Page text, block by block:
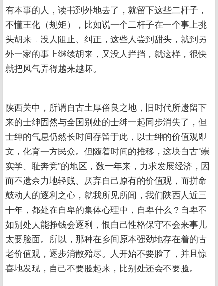
有本事的人，读书到外地去了，就留下这些二杆子，
不懂王化（规矩），比如说一个二杆子在一个事上挑
头胡来，没人阻止、纠正，这些人尝到甜头，就到另
外一家的事上继续胡来，又没人拦挡，就这样，很快
就把风气弄得越来越坏。
陕西关中，所谓自古土厚俗良之地，旧时代所遗留下
来的士绅固然与全国别处的士绅一起同步消失了，但
士绅的气息仍然长时间存留于此，以士绅的价值观即
文，化育一方民众。但随着时间的推移，这块自古“崇
实学、耻奔竞”的地区，数十年来，力求发展经济，因
而不遗余力地轻贱、厌弃自己原有的价值观，而拼命
鼓动人的逐利之心，就我所见所闻，我们陕西人近三
十年，都处在自卑的集体心理中，自卑什么？自卑不
如别处人能挣钱会逐利，恨自己性格保守不会来事儿
太要脸面。所以，那种在乡间原本强劲地存在着的古
老价值观，逐步消散殆尽。人开始不要脸了，并且惊
喜地发现，自己不要脸起来，比别处还会不要脸。